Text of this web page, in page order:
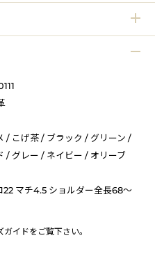
/ こげ茶 / ブラック / グリーン /
/ グレー / ネイビー / オリーブ
22 マチ4.5 ショルダー全長68～
ガイドをご覧下さい。